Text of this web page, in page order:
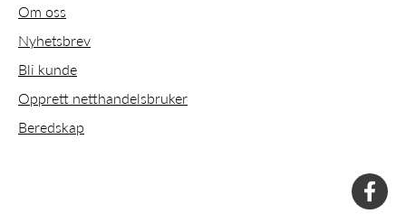
Om oss
Nyhetsbrev
Bli kunde
Opprett netthandelsbruker
Beredskap